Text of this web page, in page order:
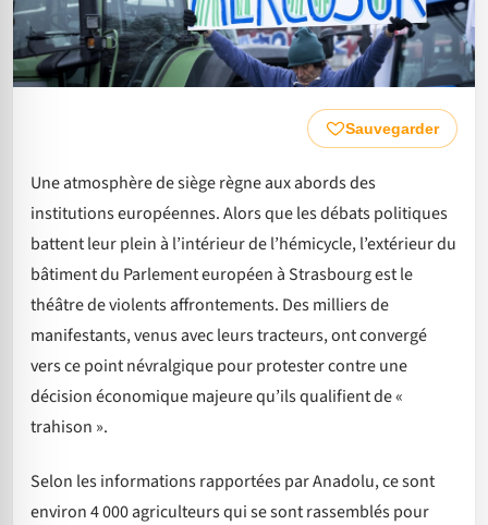
Sauvegarder
Une atmosphère de siège règne aux abords des
institutions européennes. Alors que les débats politiques
battent leur plein à l’intérieur de l’hémicycle, l’extérieur du
bâtiment du Parlement européen à Strasbourg est le
théâtre de violents affrontements. Des milliers de
manifestants, venus avec leurs tracteurs, ont convergé
vers ce point névralgique pour protester contre une
décision économique majeure qu’ils qualifient de «
trahison ».
Selon les informations rapportées par Anadolu, ce sont
environ 4 000 agriculteurs qui se sont rassemblés pour